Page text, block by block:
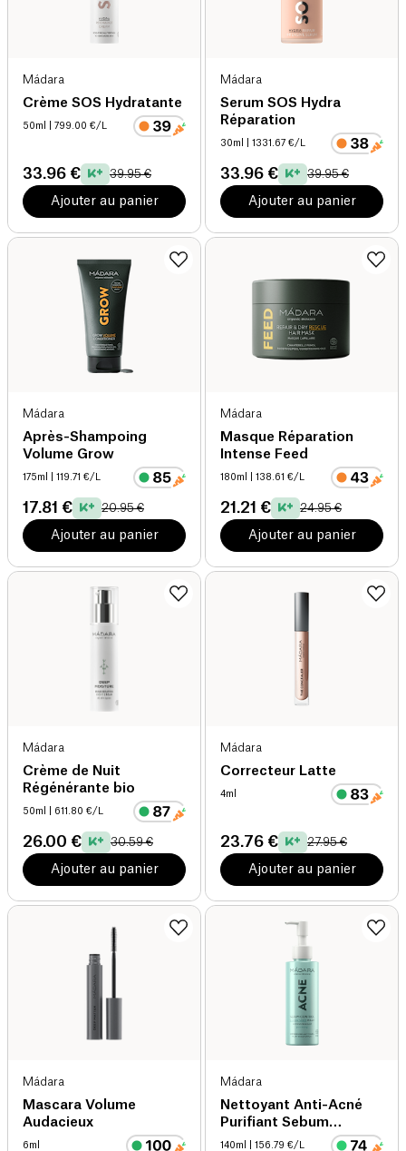
Mádara
Crème SOS Hydratante
50ml | 799.00 €/L
33.96 € 39.95 €
Ajouter au panier
Mádara
Serum SOS Hydra
Réparation
30ml | 1331.67 €/L
33.96 € 39.95 €
Ajouter au panier
Mádara
Après-Shampoing
Volume Grow
175ml | 119.71 €/L
17.81 € 20.95 €
Ajouter au panier
Mádara
Masque Réparation
Intense Feed
180ml | 138.61 €/L
21.21 € 24.95 €
Ajouter au panier
Mádara
Crème de Nuit
Régénérante bio
50ml | 611.80 €/L
26.00 € 30.59 €
Ajouter au panier
Mádara
Correcteur Latte
4ml
23.76 € 27.95 €
Ajouter au panier
Mádara
Mascara Volume
Audacieux
6ml
Mádara
Nettoyant Anti-Acné
Purifiant Sebum
Control
140ml | 156.79 €/L